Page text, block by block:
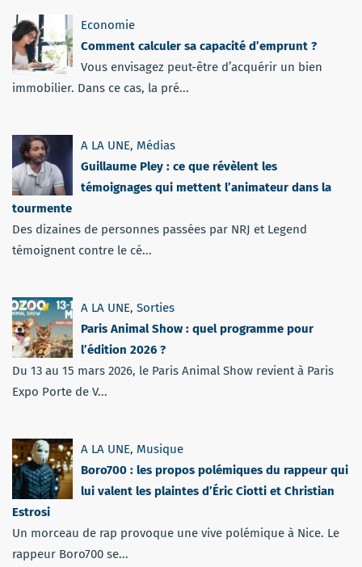
Economie
Comment calculer sa capacité d’emprunt ?
Vous envisagez peut-être d’acquérir un bien
immobilier. Dans ce cas, la pré...
A LA UNE, Médias
Guillaume Pley : ce que révèlent les
témoignages qui mettent l’animateur dans la
tourmente
Des dizaines de personnes passées par NRJ et Legend
témoignent contre le cé...
A LA UNE, Sorties
Paris Animal Show : quel programme pour
l’édition 2026 ?
Du 13 au 15 mars 2026, le Paris Animal Show revient à Paris
Expo Porte de V...
A LA UNE, Musique
Boro700 : les propos polémiques du rappeur qui
lui valent les plaintes d’Éric Ciotti et Christian
Estrosi
Un morceau de rap provoque une vive polémique à Nice. Le
rappeur Boro700 se...